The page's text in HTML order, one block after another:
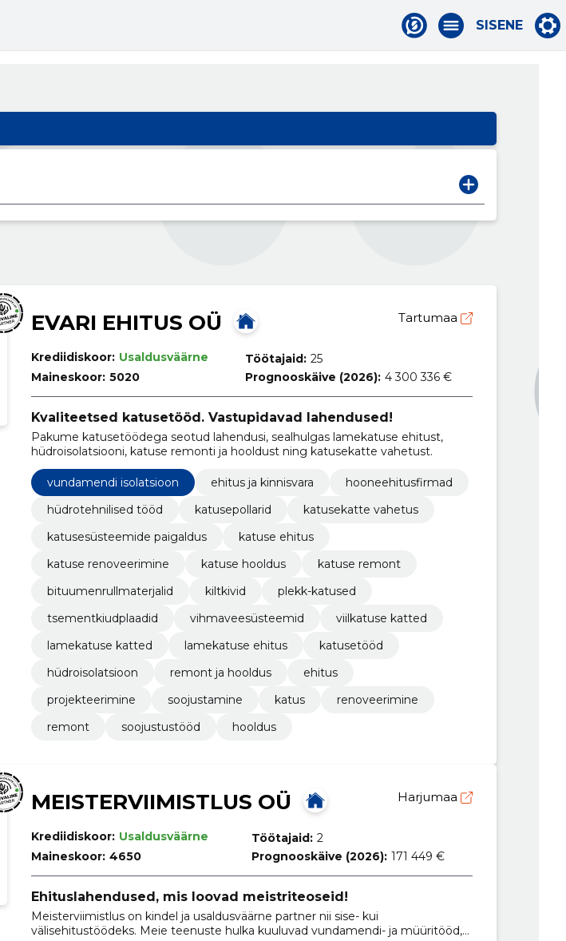
SISENE
EVARI EHITUS OÜ Tartumaa
Krediidiskoor: Usaldusväärne
Maineskoor: 5020
Töötajaid: 25
Prognooskäive (2026): 4 300 336 €
Kvaliteetsed katusetööd. Vastupidavad lahendused!
Pakume katusetöödega seotud lahendusi, sealhulgas lamekatuse ehitust,
hüdroisolatsiooni, katuse remonti ja hooldust ning katusekatte vahetust.
vundamendi isolatsioon ehitus ja kinnisvara
hooneehitusfirmad
hüdrotehnilised tööd
katusepollarid
katusekatte vahetus
katusesüsteemide paigaldus
katuse ehitus
katuse renoveerimine
katuse hooldus
katuse remont
bituumenrullmaterjalid
kiltkivid
plekk-katused
tsementkiudplaadid
vihmaveesüsteemid
viilkatuse katted
lamekatuse katted
lamekatuse ehitus
katusetööd
hüdroisolatsioon
remont ja hooldus
ehitus
projekteerimine
soojustamine katus
renoveerimine
remont
soojustustööd hooldus
MEISTERVIIMISTLUS OÜ Harjumaa
Krediidiskoor: Usaldusväärne
Maineskoor: 4650
Töötajaid: 2
Prognooskäive (2026): 171 449 €
Ehituslahendused, mis loovad meistriteoseid!
Meisterviimistlus on kindel ja usaldusväärne partner nii sise- kui
välisehitustöödeks. Meie teenuste hulka kuuluvad vundamendi- ja müüritööd,